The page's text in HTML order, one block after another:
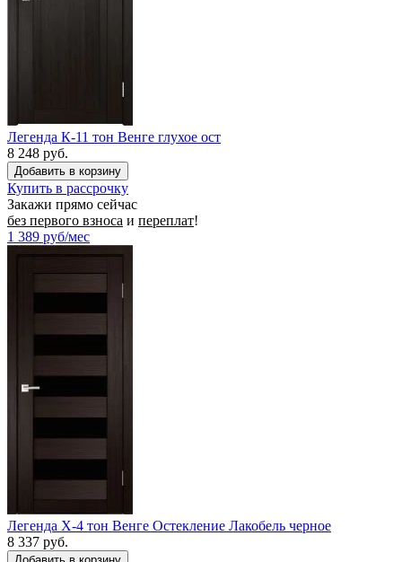
Легенда К-11 тон Венге глухое ост
8 248 руб.
Купить в рассрочку
Закажи прямо сейчас
без первого взноса и переплат!
1 389 руб/мес
Легенда X-4 тон Венге Остекление Лакобель черное
8 337 руб.